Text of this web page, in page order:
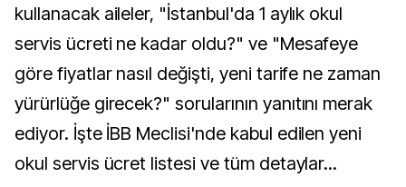
kullanacak aileler, "İstanbul'da 1 aylık okul
servis ücreti ne kadar oldu?" ve "Mesafeye
göre fiyatlar nasıl değişti, yeni tarife ne zaman
yürürlüğe girecek?" sorularının yanıtını merak
ediyor. İşte İBB Meclisi'nde kabul edilen yeni
okul servis ücret listesi ve tüm detaylar...